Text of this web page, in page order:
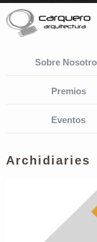
Sobre
Premios
Eventos
Archidiaries